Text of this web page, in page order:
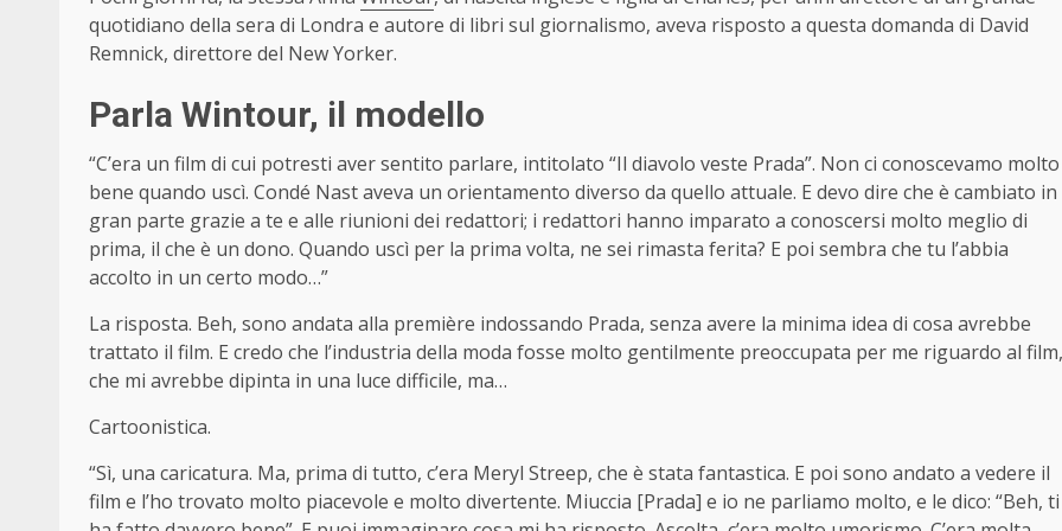
quotidiano della sera di Londra e autore di libri sul giornalismo, aveva risposto a questa domanda di David
Remnick, direttore del New Yorker.
Parla Wintour, il modello
“C’era un film di cui potresti aver sentito parlare, intitolato “Il diavolo veste Prada”. Non ci conoscevamo molto
bene quando uscì. Condé Nast aveva un orientamento diverso da quello attuale. E devo dire che è cambiato in
gran parte grazie a te e alle riunioni dei redattori; i redattori hanno imparato a conoscersi molto meglio di
prima, il che è un dono. Quando uscì per la prima volta, ne sei rimasta ferita? E poi sembra che tu l’abbia
accolto in un certo modo…”
La risposta. Beh, sono andata alla première indossando Prada, senza avere la minima idea di cosa avrebbe
trattato il film. E credo che l’industria della moda fosse molto gentilmente preoccupata per me riguardo al film,
che mi avrebbe dipinta in una luce difficile, ma…
Cartoonistica.
“Sì, una caricatura. Ma, prima di tutto, c’era Meryl Streep, che è stata fantastica. E poi sono andato a vedere il
film e l’ho trovato molto piacevole e molto divertente. Miuccia [Prada] e io ne parliamo molto, e le dico: “Beh, ti